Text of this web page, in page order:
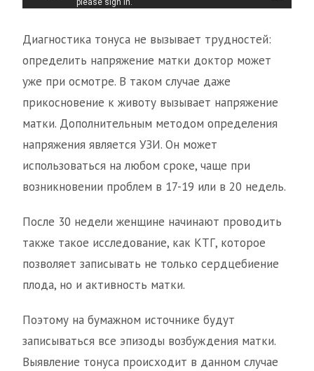
Диагностика тонуса не вызывает трудностей:
определить напряжение матки доктор может
уже при осмотре. В таком случае даже
прикосновение к животу вызывает напряжение
матки. Дополнительным методом определения
напряжения является УЗИ. Он может
использоваться на любом сроке, чаще при
возникновении проблем в 17-19 или в 20 недель.
После 30 недели женщине начинают проводить
также такое исследование, как КТГ, которое
позволяет записывать не только сердцебиение
плода, но и активность матки.
Поэтому на бумажном источнике будут
записываться все эпизоды возбуждения матки.
Выявление тонуса происходит в данном случае